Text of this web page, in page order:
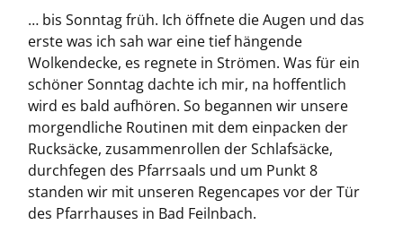
… bis Sonntag früh. Ich öffnete die Augen und das
erste was ich sah war eine tief hängende
Wolkendecke, es regnete in Strömen. Was für ein
schöner Sonntag dachte ich mir, na hoffentlich
wird es bald aufhören. So begannen wir unsere
morgendliche Routinen mit dem einpacken der
Rucksäcke, zusammenrollen der Schlafsäcke,
durchfegen des Pfarrsaals und um Punkt 8
standen wir mit unseren Regencapes vor der Tür
des Pfarrhauses in Bad Feilnbach.